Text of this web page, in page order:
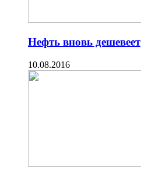
Нефть вновь дешевеет
10.08.2016